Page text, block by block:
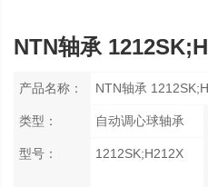
NTN轴承
产品名称： NTN轴承
类型： 自动调心球轴承
型号： 1212SK;H212X